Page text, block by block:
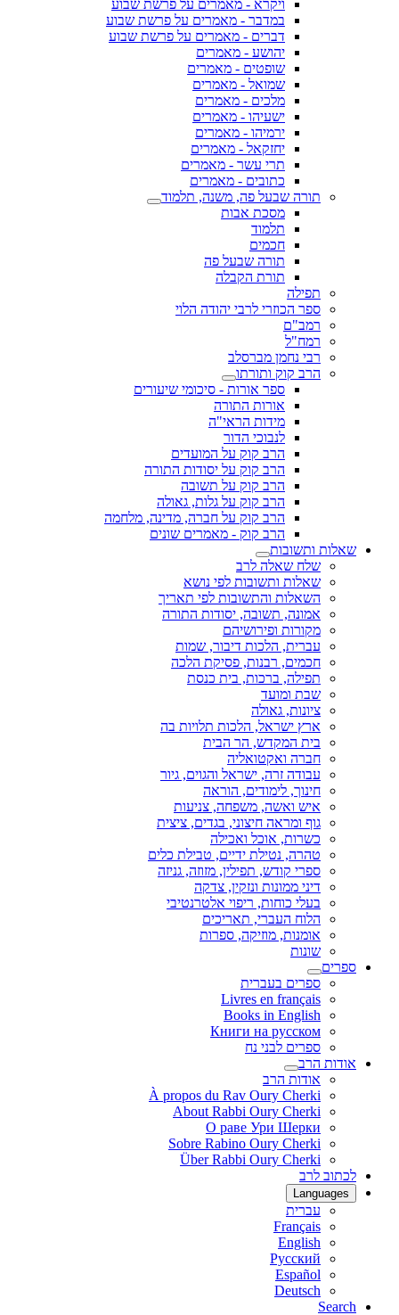
ויקרא - מאמרים על פרשת שבוע
במדבר - מאמרים על פרשת שבוע
דברים - מאמרים על פרשת שבוע
יהושע - מאמרים
שופטים - מאמרים
שמואל - מאמרים
מלכים - מאמרים
ישעיהו - מאמרים
ירמיהו - מאמרים
יחזקאל - מאמרים
תרי עשר - מאמרים
כתובים - מאמרים
תורה שבעל פה, משנה, תלמוד
מסכת אבות
תלמוד
חכמים
תורה שבעל פה
תורת הקבלה
תפילה
ספר הכוזרי לרבי יהודה הלוי
רמב"ם
רמח"ל
רבי נחמן מברסלב
הרב קוק ותורתו
ספר אורות - סיכומי שיעורים
אורות התורה
מידות הראי"ה
לנבוכי הדור
הרב קוק על המועדים
הרב קוק על יסודות התורה
הרב קוק על תשובה
הרב קוק על גלות, גאולה
הרב קוק על חברה, מדינה, מלחמה
הרב קוק - מאמרים שונים
שאלות ותשובות
שלח שאלה לרב
שאלות ותשובות לפי נושא
השאלות והתשובות לפי תאריך
אמונה, תשובה, יסודות התורה
מקורות ופירושיהם
עברית, הלכות דיבור, שמות
חכמים, רבנות, פסיקת הלכה
תפילה, ברכות, בית כנסת
שבת ומועד
ציונות, גאולה
ארץ ישראל, הלכות תלויות בה
בית המקדש, הר הבית
חברה ואקטואליה
עבודה זרה, ישראל והגוים, גיור
חינוך, לימודים, הוראה
איש ואשה, משפחה, צניעות
גוף ומראה חיצוני, בגדים, ציצית
כשרות, אוכל ואכילה
טהרה, נטילת ידיים, טבילת כלים
ספרי קודש, תפילין, מזוזה, גניזה
דיני ממונות ונזקין, צדקה
בעלי כוחות, ריפוי אלטרנטיבי
הלוח העברי, תאריכים
אומנות, מוזיקה, ספרות
שונות
ספרים
ספרים בעברית
Livres en français
Books in English
Книги на русском
ספרים לבני נח
אודות הרב
אודות הרב
À propos du Rav Oury Cherki
About Rabbi Oury Cherki
О раве Ури Шерки
Sobre Rabino Oury Cherki
Über Rabbi Oury Cherki
לכתוב לרב
Languages
עברית
Français
English
Русский
Español
Deutsch
Search